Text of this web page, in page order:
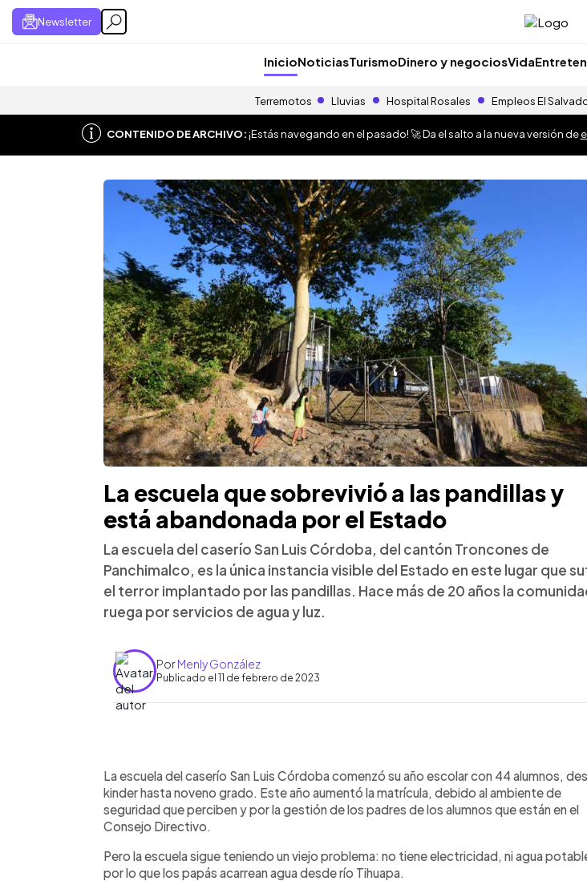
Newsletter
InicioNoticiasTurismoDinero y negociosVida
Terremotos Lluvias Hospital Rosales Empleos El
CONTENIDO DE ARCHIVO:¡Estás navegando en el pasado! 🚀 Da el salto a la nueva versión de
La escuela que sobrevivió a las pandillas y
está abandonada por el Estado
La escuela del caserío San Luis Córdoba, del cantón Troncones de
Panchimalco, es la única instancia visible del Estado en este lugar que
el terror implantado por las pandillas. Hace más de 20 años la
ruega por servicios de agua y luz.
PorMenly González
Publicado el 11 de febrero de 2023
► Escuchar artículo
La escuela del caserío San Luis Córdoba comenzó su año escolar con 44 alumnos,
kinder hasta noveno grado. Este año aumentó la matrícula, debido al ambiente de
seguridad que perciben y por la gestión de los padres de los alumnos que están en el
Consejo Directivo.
Pero la escuela sigue teniendo un viejo problema: no tiene electricidad, ni agua
por lo que los papás acarrean agua desde río Tihuapa.